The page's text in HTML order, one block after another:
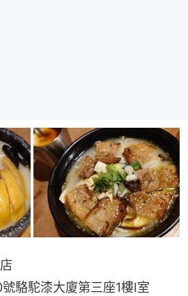
駱駝漆大廈第三座1樓I室